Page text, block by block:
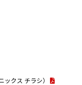
クス チラシ）